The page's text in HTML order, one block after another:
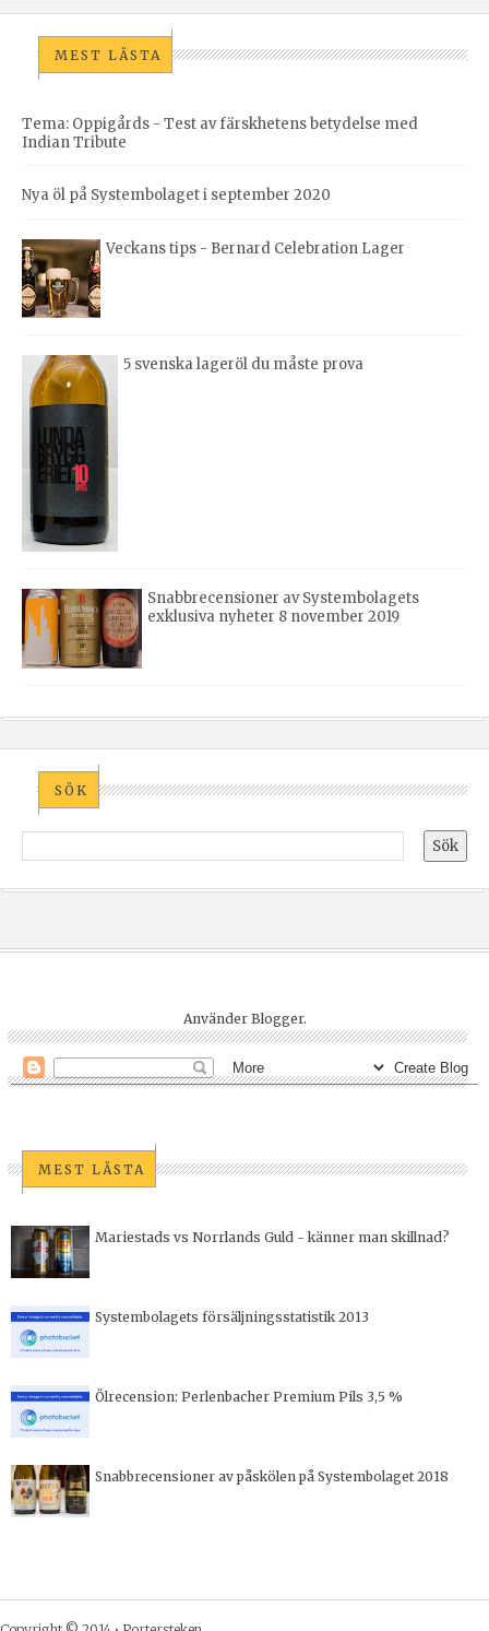
MEST LÄSTA
Tema: Oppigårds - Test av färskhetens betydelse med
Indian Tribute
Nya öl på Systembolaget i september 2020
Veckans tips - Bernard Celebration Lager
5 svenska lageröl du måste prova
Snabbrecensioner av Systembolagets
exklusiva nyheter 8 november 2019
SÖK
Använder Blogger.
MEST LÄSTA
Mariestads vs Norrlands Guld - känner man skillnad?
Systembolagets försäljningsstatistik 2013
Ölrecension: Perlenbacher Premium Pils 3,5 %
Snabbrecensioner av påskölen på Systembolaget 2018